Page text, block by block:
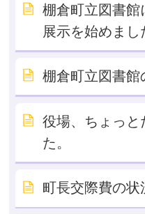
棚倉町立図書館
展示を始めまし
棚倉町立図書館
役場、ちょっと
た。
町長交際費の状